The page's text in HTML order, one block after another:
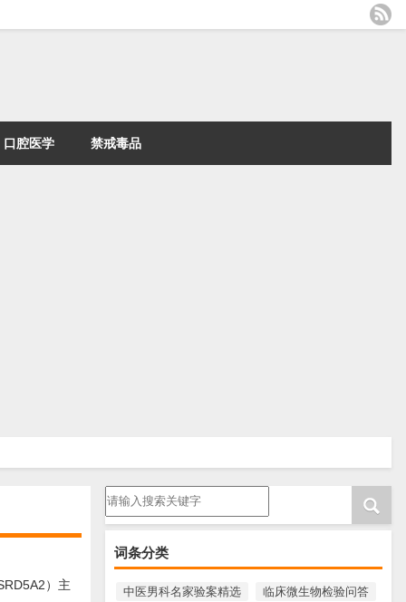
口腔医学 禁戒毒品
请输入搜索内容
词条分类
中医男科名家验案精选
临床微生物检验问答
）主